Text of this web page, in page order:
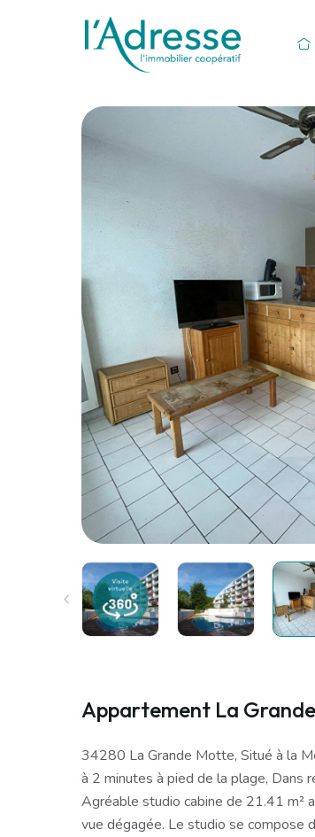
Appartement La Grande
34280 La Grande Motte, Situé à la
à 2 minutes à pied de la plage, Dans
Agréable studio cabine de 21.41 m²
vue dégagée. Le studio se compose